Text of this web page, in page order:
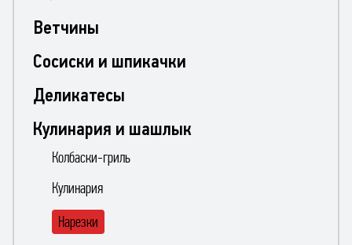
Ветчины
Сосиски и шпикачки
Деликатесы
Кулинария и шашлык
Колбаски-гриль
Кулинария
Нарезки